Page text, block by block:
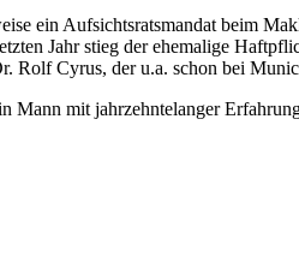
ein Aufsichtsratsmandat beim
Jahr stieg der ehemalige
Cyrus, der u.a. schon bei
Mann mit jahrzehntelanger